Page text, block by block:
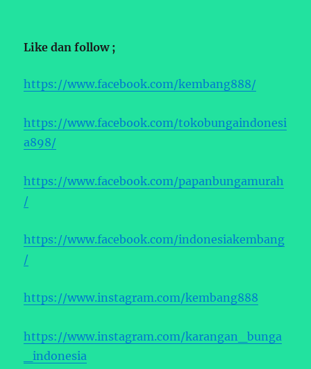
Like dan follow ;
https://www.facebook.com/kembang888/
https://www.facebook.com/tokobungaindonesi
a898/
https://www.facebook.com/papanbungamurah
/
https://www.facebook.com/indonesiakembang
/
https://www.instagram.com/kembang888
https://www.instagram.com/karangan_bunga
_indonesia